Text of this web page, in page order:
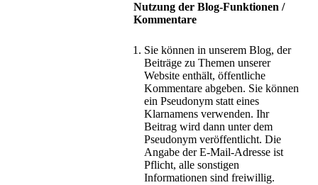
Nutzung der Blog-Funktionen /
Kommentare
Sie können in unserem Blog, der
Beiträge zu Themen unserer
Website enthält, öffentliche
Kommentare abgeben. Sie können
ein Pseudonym statt eines
Klarnamens verwenden. Ihr
Beitrag wird dann unter dem
Pseudonym veröffentlicht. Die
Angabe der E-Mail-Adresse ist
Pflicht, alle sonstigen
Informationen sind freiwillig.